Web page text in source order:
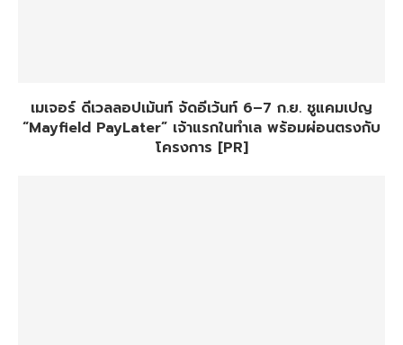
เมเจอร์ ดีเวลลอปเม้นท์ จัดอีเว้นท์ 6–7 ก.ย. ชูแคมเปญ
“Mayfield PayLater” เจ้าแรกในทำเล พร้อมผ่อนตรงกับ
โครงการ [PR]